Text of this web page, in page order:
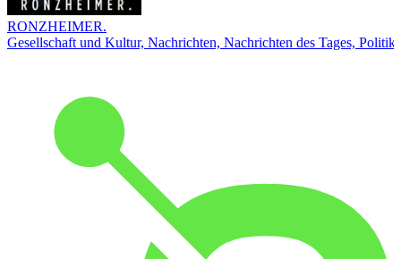
RONZHEIMER.
Gesellschaft und Kultur, Nachrichten, Nachrichten des Tages, Politik